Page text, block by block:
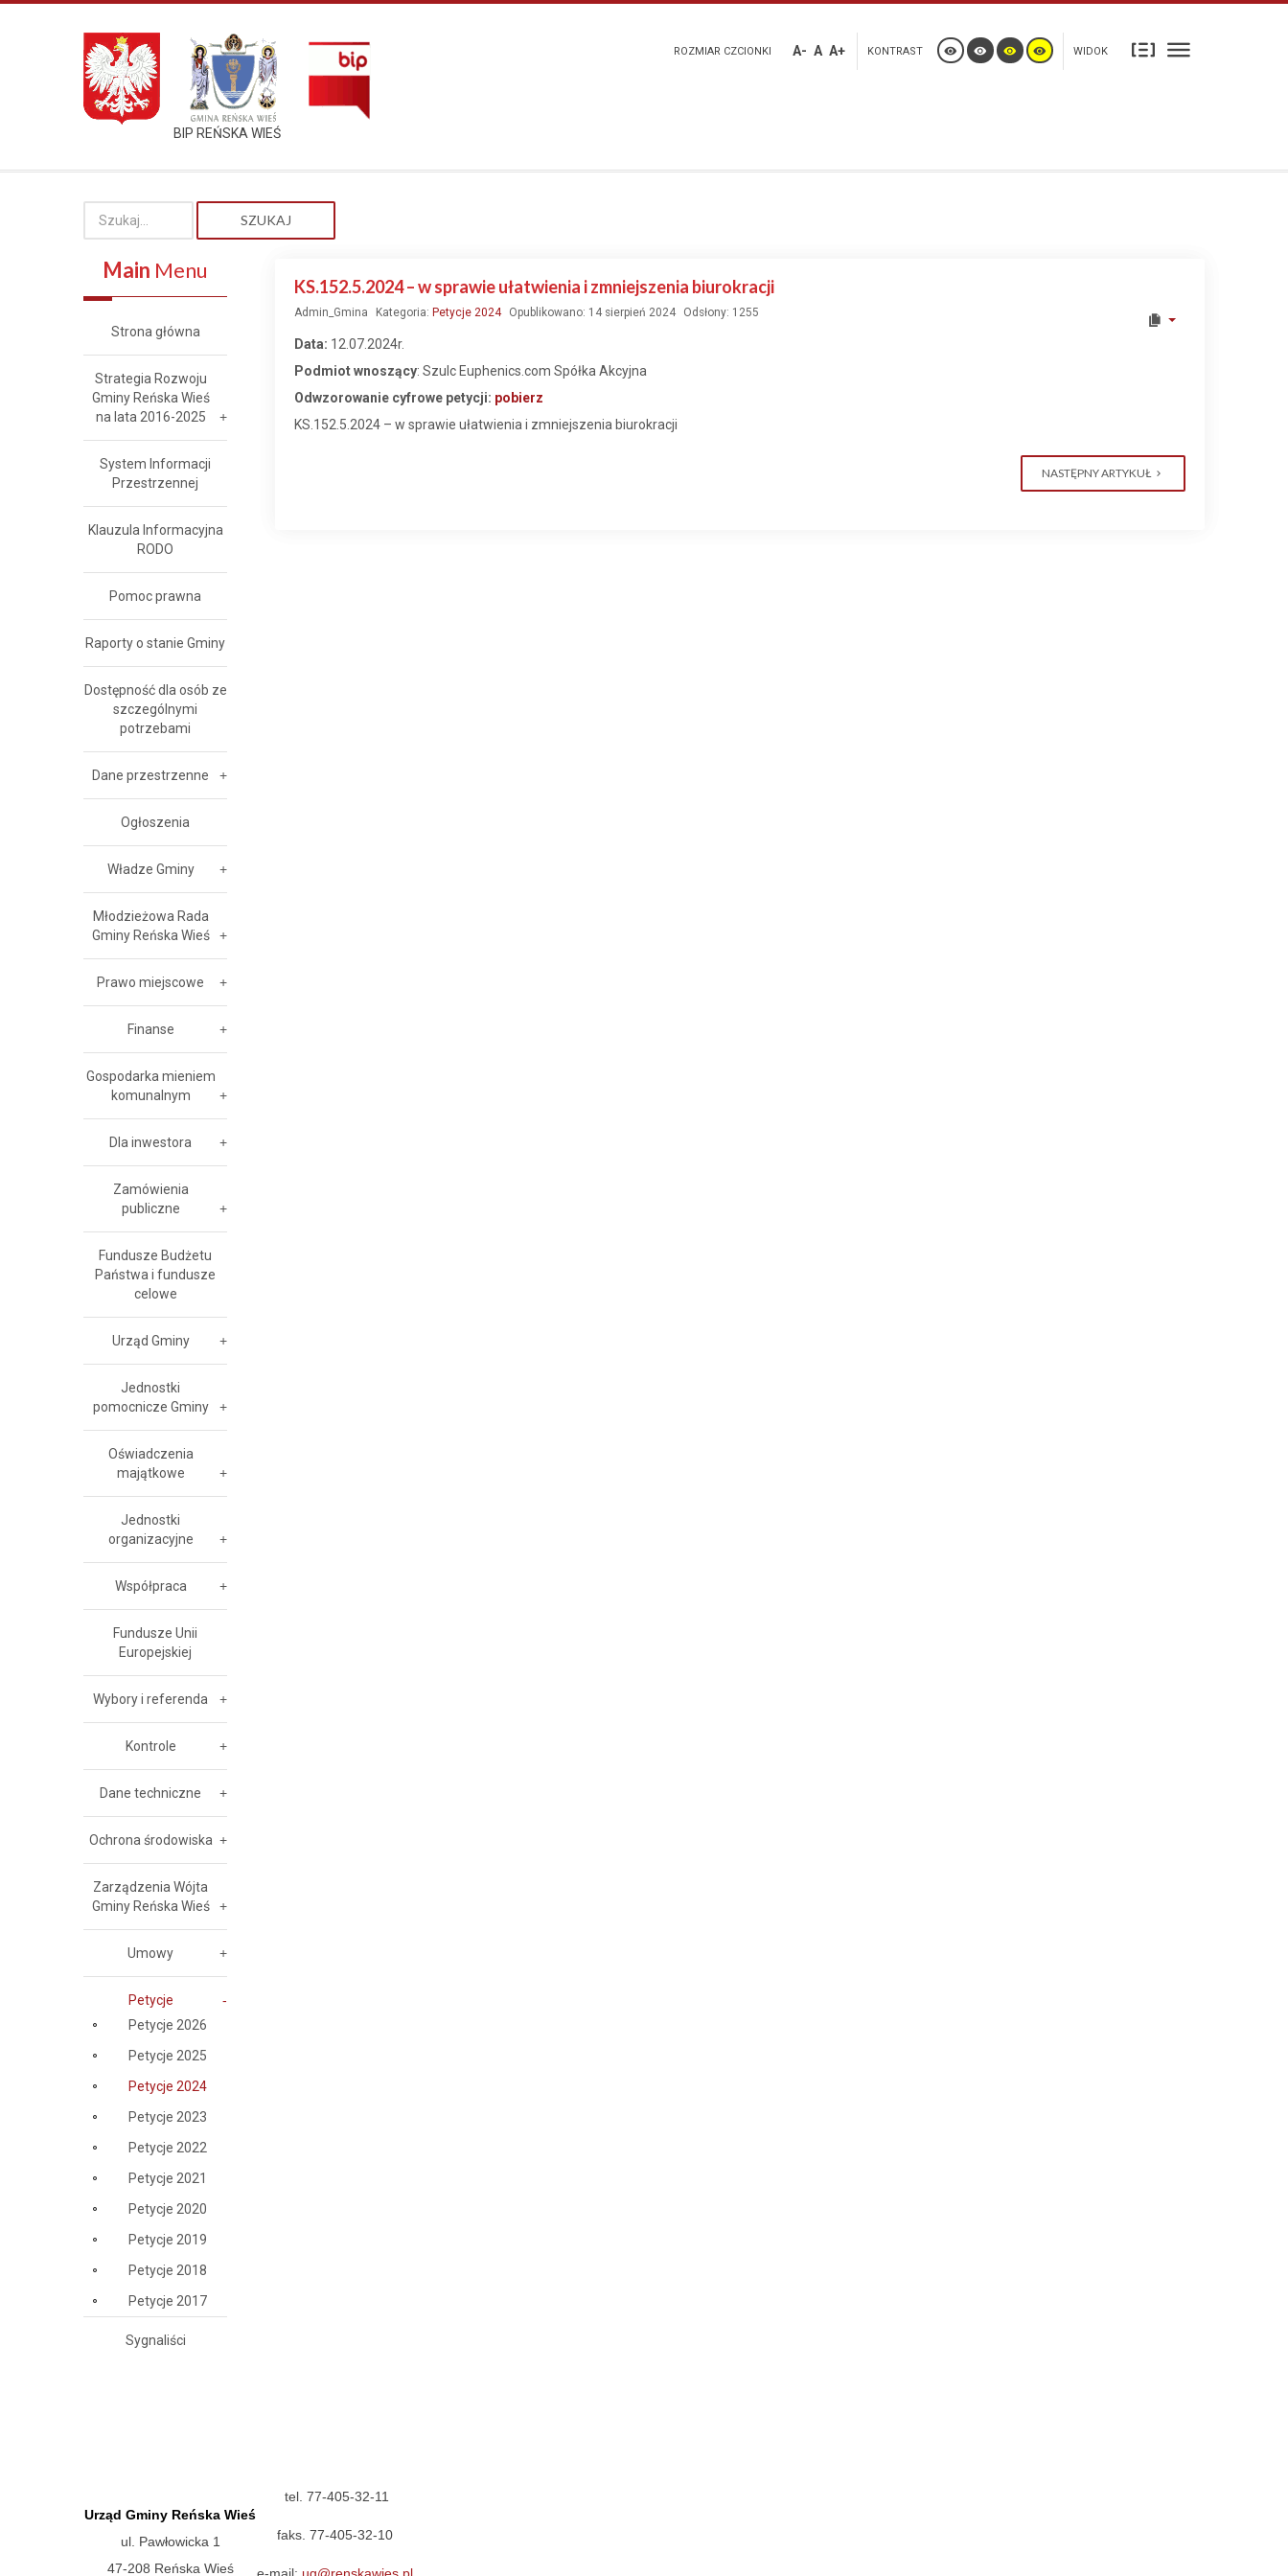
BIP REŃSKA WIEŚ
ROZMIAR CZCIONKI A- A A+ KONTRAST WIDOK
SZUKAJ
KS.152.5.2024 – w sprawie ułatwienia i zmniejszenia biurokracji
Admin_Gmina Kategoria: Petycje 2024 Opublikowano: 14 sierpień 2024 Odsłony: 1255
Data: 12.07.2024r.
Podmiot wnoszący: Szulc Euphenics.com Spółka Akcyjna
Odwzorowanie cyfrowe petycji: pobierz
KS.152.5.2024 – w sprawie ułatwienia i zmniejszenia biurokracji
NASTĘPNY ARTYKUŁ
Main Menu
Strona główna
Strategia Rozwoju
Gminy Reńska Wieś
na lata 2016-2025
System Informacji
Przestrzennej
Klauzula Informacyjna
RODO
Pomoc prawna
Raporty o stanie Gminy
Dostępność dla osób ze
szczególnymi
potrzebami
Dane przestrzenne
Ogłoszenia
Władze Gminy
Młodzieżowa Rada
Gminy Reńska Wieś
Prawo miejscowe
Finanse
Gospodarka mieniem
komunalnym
Dla inwestora
Zamówienia
publiczne
Fundusze Budżetu
Państwa i fundusze
celowe
Urząd Gminy
Jednostki
pomocnicze Gminy
Oświadczenia
majątkowe
Jednostki
organizacyjne
Współpraca
Fundusze Unii
Europejskiej
Wybory i referenda
Kontrole
Dane techniczne
Ochrona środowiska
Zarządzenia Wójta
Gminy Reńska Wieś
Umowy
Petycje
Petycje 2026
Petycje 2025
Petycje 2024
Petycje 2023
Petycje 2022
Petycje 2021
Petycje 2020
Petycje 2019
Petycje 2018
Petycje 2017
Sygnaliści
Urząd Gminy Reńska Wieś
ul. Pawłowicka 1
47-208 Reńska Wieś
tel. 77-405-32-11
faks. 77-405-32-10